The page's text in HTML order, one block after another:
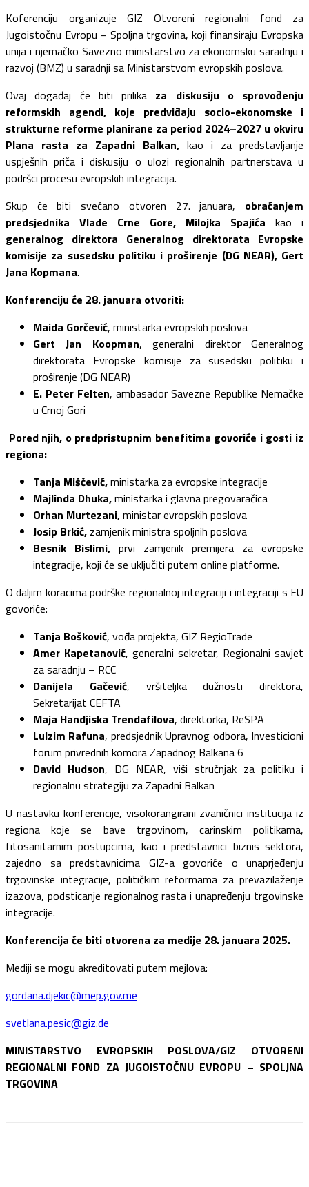
Koferenciju organizuje GIZ Otvoreni regionalni fond za
Jugoistočnu Evropu – Spoljna trgovina, koji finansiraju Evropska
unija i njemačko Savezno ministarstvo za ekonomsku saradnju i
razvoj (BMZ) u saradnji sa Ministarstvom evropskih poslova.
Ovaj događaj će biti prilika za diskusiju o sprovođenju
reformskih agendi, koje predviđaju socio-ekonomske i
strukturne reforme planirane za period 2024–2027 u okviru
Plana rasta za Zapadni Balkan, kao i za predstavljanje
uspješnih priča i diskusiju o ulozi regionalnih partnerstava u
podršci procesu evropskih integracija.
Skup će biti svečano otvoren 27. januara, obraćanjem
predsjednika Vlade Crne Gore, Milojka Spajića kao i
generalnog direktora Generalnog direktorata Evropske
komisije za susedsku politiku i proširenje (DG NEAR), Gert
Jana Kopmana.
Konferenciju će 28. januara otvoriti:
Maida Gorčević, ministarka evropskih poslova
Gert Jan Koopman, generalni direktor Generalnog
direktorata Evropske komisije za susedsku politiku i
proširenje (DG NEAR)
E. Peter Felten, ambasador Savezne Republike Nemačke
u Crnoj Gori
Pored njih, o predpristupnim benefitima govoriće i gosti iz
regiona:
Tanja Miščević,ministarka za evropske integracije
Majlinda Dhuka,ministarka i glavna pregovaračica
Orhan Murtezani,ministar evropskih poslova
Josip Brkić, zamjenik ministra spoljnih poslova
Besnik Bislimi, prvi zamjenik premijera za evropske
integracije, koji će se uključiti putem online platforme.
O daljim koracima podrške regionalnoj integraciji i integraciji s EU
govoriće:
Tanja Bošković, vođa projekta, GIZ RegioTrade
Amer Kapetanović, generalni sekretar, Regionalni savjet
za saradnju – RCC
Danijela Gačević, vršiteljka dužnosti direktora,
Sekretarijat CEFTA
Maja Handjiska Trendafilova, direktorka, ReSPA
Lulzim Rafuna, predsjednik Upravnog odbora, Investicioni
forum privrednih komora Zapadnog Balkana 6
David Hudson, DG NEAR, viši stručnjak za politiku i
regionalnu strategiju za Zapadni Balkan
U nastavku konferencije, visokorangirani zvaničnici institucija iz
regiona koje se bave trgovinom, carinskim politikama,
fitosanitarnim postupcima, kao i predstavnici biznis sektora,
zajedno sa predstavnicima GIZ-a govoriće o unaprjeđenju
trgovinske integracije, političkim reformama za prevazilaženje
izazova, podsticanje regionalnog rasta i unapređenju trgovinske
integracije.
Konferencija će biti otvorena za medije 28. januara 2025.
Mediji se mogu akreditovati putem mejlova:
gordana.djekic@mep.gov.me
svetlana.pesic@giz.de
MINISTARSTVO EVROPSKIH POSLOVA/GIZ OTVORENI
REGIONALNI FOND ZA JUGOISTOČNU EVROPU – SPOLJNA
TRGOVINA